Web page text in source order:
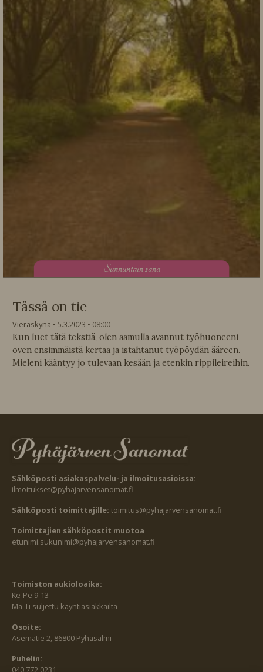
Sunnuntain sana
Tässä on tie
Vieraskynä 5.3.2023
08:00
Kun luet tätä tekstiä, olen aamulla avannut työhuoneeni
oven ensimmäistä kertaa ja istahtanut työpöydän ääreen.
Mieleni kääntyy jo tulevaan kesään ja etenkin rippileireihin.
Sähköposti asiakaspalvelu- ja ilmoitusasioissa:
ilmoitukset@pyhajarvensanomat.fi
Sähköposti toimittajille: toimitus@pyhajarvensanomat.fi
Toimittajien sähköpostit muotoa
etunimi.sukunimi@pyhajarvensanomat.fi
Toimiston aukioloaika:
Ke-Pe 9-13
Ma-Ti suljettu käyntiasiakkailta
Osoite:
Asematie 2, 86800 Pyhäsalmi
Puhelin:
040 772 0231